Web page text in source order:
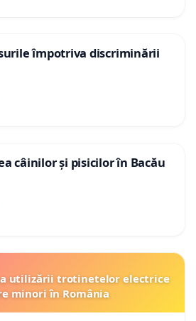
împotriva discriminării
câinilor și pisicilor în Bacău
utilizării trotinetelor electrice
minori în România